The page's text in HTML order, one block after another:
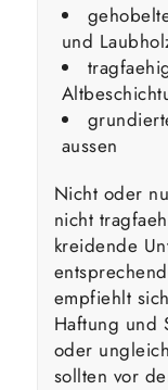
und
aussen
Nicht oder
nicht
kreidende
empfiehlt
Haftung und
oder
sollten vor